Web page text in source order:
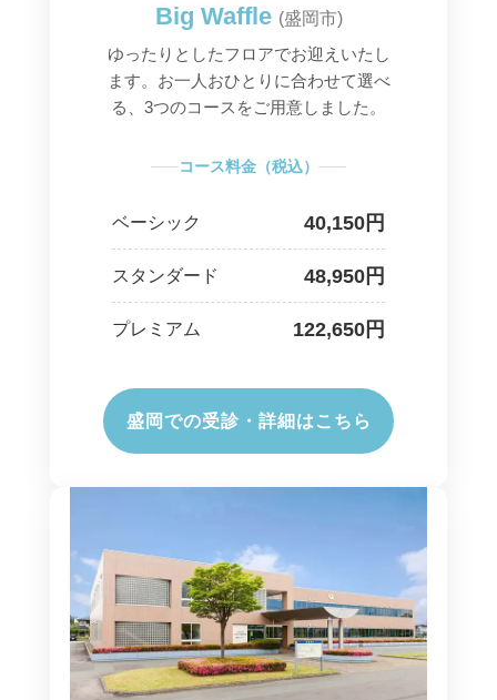
Big Waffle (盛岡市)
ゆったりとしたフロアでお迎えいたし
ます。お一人おひとりに合わせて選べ
る、3つのコースをご用意しました。
コース料金（税込）
ベーシック 40,150円
スタンダード 48,950円
プレミアム 122,650円
盛岡での受診・詳細はこちら